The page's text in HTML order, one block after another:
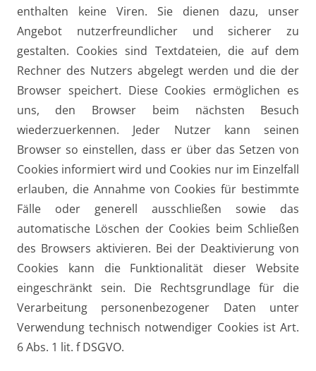
enthalten keine Viren. Sie dienen dazu, unser
Angebot nutzerfreundlicher und sicherer zu
gestalten. Cookies sind Textdateien, die auf dem
Rechner des Nutzers abgelegt werden und die der
Browser speichert. Diese Cookies ermöglichen es
uns, den Browser beim nächsten Besuch
wiederzuerkennen. Jeder Nutzer kann seinen
Browser so einstellen, dass er über das Setzen von
Cookies informiert wird und Cookies nur im Einzelfall
erlauben, die Annahme von Cookies für bestimmte
Fälle oder generell ausschließen sowie das
automatische Löschen der Cookies beim Schließen
des Browsers aktivieren. Bei der Deaktivierung von
Cookies kann die Funktionalität dieser Website
eingeschränkt sein. Die Rechtsgrundlage für die
Verarbeitung personenbezogener Daten unter
Verwendung technisch notwendiger Cookies ist Art.
6 Abs. 1 lit. f DSGVO.